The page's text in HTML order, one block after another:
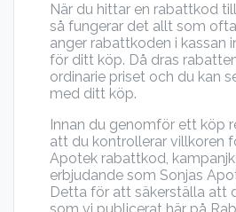
När du hittar en rabattkod
så fungerar det allt som
anger rabattkoden i kassan
för ditt köp. Då dras
ordinarie priset och du kan
med ditt köp.
Innan du genomför ett köp
att du kontrollerar villkoren
Apotek rabattkod,
erbjudande som Sonjas
Detta för att säkerställa att